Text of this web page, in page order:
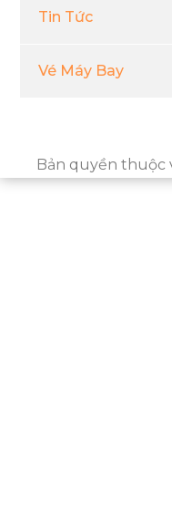
Tin Tức
Vé Máy Bay
Bản quyền thuộc